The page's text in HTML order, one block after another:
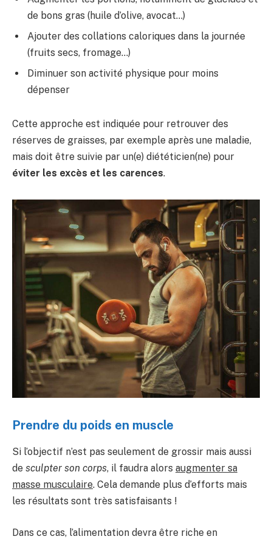
de bons gras (huile d’olive, avocat…)
Ajouter des collations caloriques dans la journée
(fruits secs, fromage…)
Diminuer son activité physique pour moins
dépenser
Cette approche est indiquée pour retrouver des
réserves de graisses, par exemple après une maladie,
mais doit être suivie par un(e) diététicien(ne) pour
éviter les excès et les carences.
Prendre du poids en muscle
Si l’objectif n’est pas seulement de grossir mais aussi
de sculpter son corps, il faudra alors augmenter sa
masse musculaire. Cela demande plus d’efforts mais
les résultats sont très satisfaisants !
Dans ce cas, l’alimentation devra être riche en